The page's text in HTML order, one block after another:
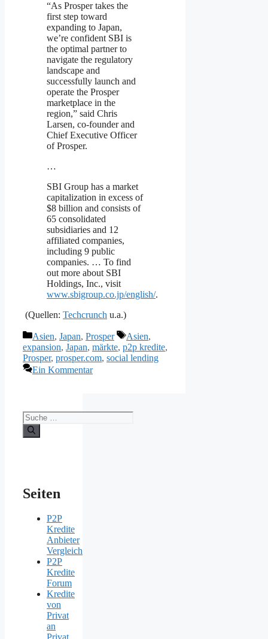
“As Prosper takes the
first step toward
expanding to Japan,
we’re confident SBI is
the optimal partner to
navigate the regulatory
landscape and
successfully launch and
operate the Prosper
marketplace in the
region,” said Chris
Larsen, co-founder and
Chief Executive Officer
of Prosper.
…
SBI Group has a market
capitalization in excess of
$8 billion and consists of
65 consolidated
subsidiaries and 12
affiliated companies,
including 9 public
companies. … To find
out more about SBI
Holdings, Inc., visit
www.sbigroup.co.jp/english/.
(Quellen: Techcrunch u.a.)
Kategorien
Asien, Japan, Prosper Schlagwörter
Asien,
expansion, Japan, märkte, p2p kredite,
Prosper, prosper.com, social lending
Ein Kommentar
Suche
nach:
Seiten
P2P
Kredite
Anbieter
Vergleich
P2P
Kredite
Forum
Kredite
von
Privat
an